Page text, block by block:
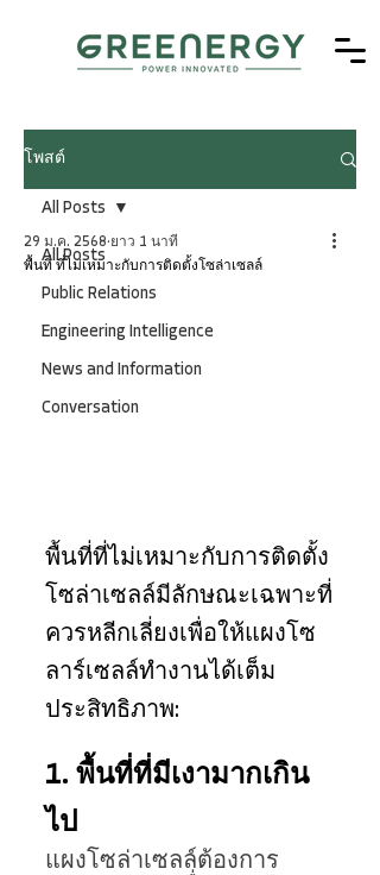
โพสต์
All Posts
Public Relations
Engineering Intelligence
News and Information
Conversation
All Posts
พื้นที่ ที่ไม่เหมาะกับการติดตั้งโซล่าเซลล์
29 ม.ค. 2568 ยาว 1 นาที
พื้นที่ที่ไม่เหมาะกับการติดตั้ง
โซล่าเซลล์มีลักษณะเฉพาะที่
ควรหลีกเลี่ยงเพื่อให้แผงโซ
ลาร์เซลล์ทำงานได้เต็ม
ประสิทธิภาพ:
1. พื้นที่ที่มีเงามากเกิน
ไป
แผงโซล่าเซลล์ต้องการ